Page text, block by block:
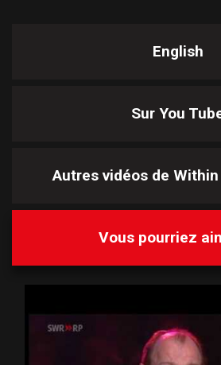
English
Sur You
Autres vidéos de
Vous pourriez